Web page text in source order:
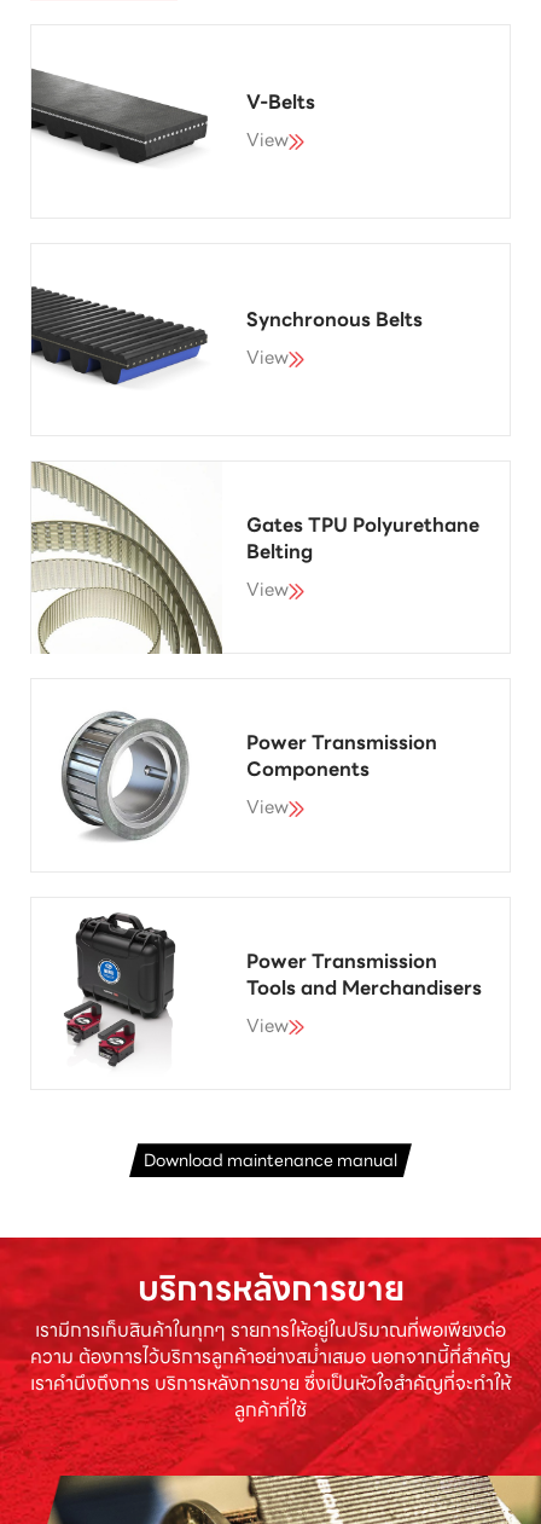
V-Belts
View
Synchronous Belts
View
Gates TPU Polyurethane
Belting
View
Power Transmission
Components
View
Power Transmission
Tools and Merchandisers
View
Download maintenance manual
บริการหลังการขาย
เรามีการเก็บสินค้าในทุกๆ รายการให้อยู่ในปริมาณที่พอเพียงต่อ
ความ ต้องการไว้บริการลูกค้าอย่างสม่ำเสมอ นอกจากนี้ที่สำคัญ
เราคำนึงถึงการ บริการหลังการขาย ซึ่งเป็นหัวใจสำคัญที่จะทำให้
ลูกค้าที่ใช้